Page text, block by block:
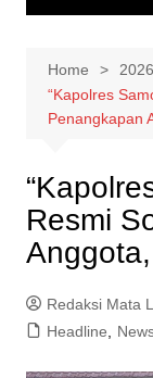
Home 2026
“Kapolres
Penangkapan
Resmi
Redaksi Mata
Headline